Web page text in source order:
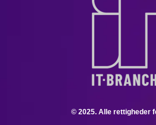
© 2025. Alle rettigheder